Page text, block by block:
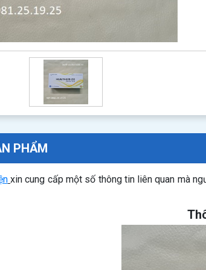
PHẨM
xin cung cấp một số thông tin liên quan mà